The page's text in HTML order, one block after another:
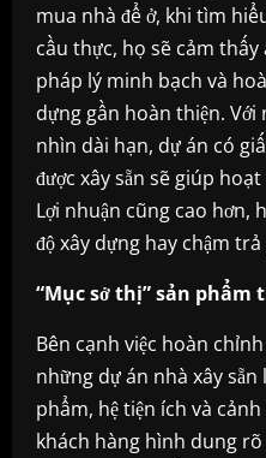
mua nhà để ở, khi tìm
cầu thực, họ sẽ cảm
pháp lý minh bạch và
dựng gần hoàn thiện.
nhìn dài hạn, dự án có
được xây sẵn sẽ giúp
Lợi nhuận cũng cao hơn,
độ xây dựng hay chậm trả
“Mục sở thị” sản phẩm
Bên cạnh việc hoàn
những dự án nhà xây sẵn
phẩm, hệ tiện ích và
khách hàng hình dung